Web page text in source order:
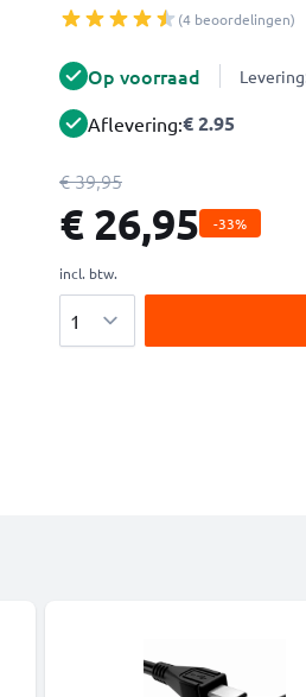
(4 beoordelingen)
Op voorraad
Aflevering:€ 2.95
€ 39,95
€ 26,95 -33%
incl. btw.